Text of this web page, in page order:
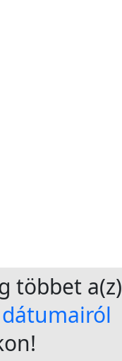
többet a(z)